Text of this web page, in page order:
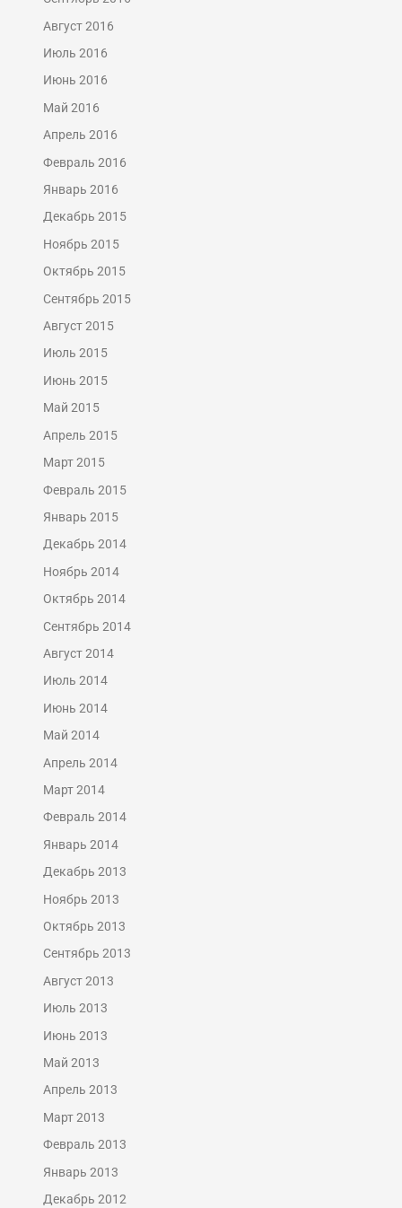
Август 2016
Июль 2016
Июнь 2016
Май 2016
Апрель 2016
Февраль 2016
Январь 2016
Декабрь 2015
Ноябрь 2015
Октябрь 2015
Сентябрь 2015
Август 2015
Июль 2015
Июнь 2015
Май 2015
Апрель 2015
Март 2015
Февраль 2015
Январь 2015
Декабрь 2014
Ноябрь 2014
Октябрь 2014
Сентябрь 2014
Август 2014
Июль 2014
Июнь 2014
Май 2014
Апрель 2014
Март 2014
Февраль 2014
Январь 2014
Декабрь 2013
Ноябрь 2013
Октябрь 2013
Сентябрь 2013
Август 2013
Июль 2013
Июнь 2013
Май 2013
Апрель 2013
Март 2013
Февраль 2013
Январь 2013
Декабрь 2012